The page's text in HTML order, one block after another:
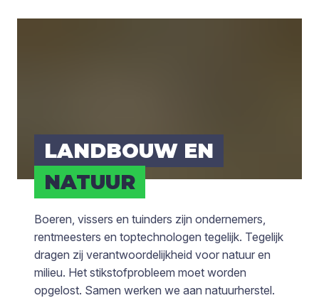
LAND­BOUW EN
NATUUR
Boeren, vissers en tuinders zijn ondernemers,
rentmeesters en toptechnologen tegelijk. Tegelijk
dragen zij verantwoordelijkheid voor natuur en
milieu. Het stikstofprobleem moet worden
opgelost. Samen werken we aan natuurherstel.